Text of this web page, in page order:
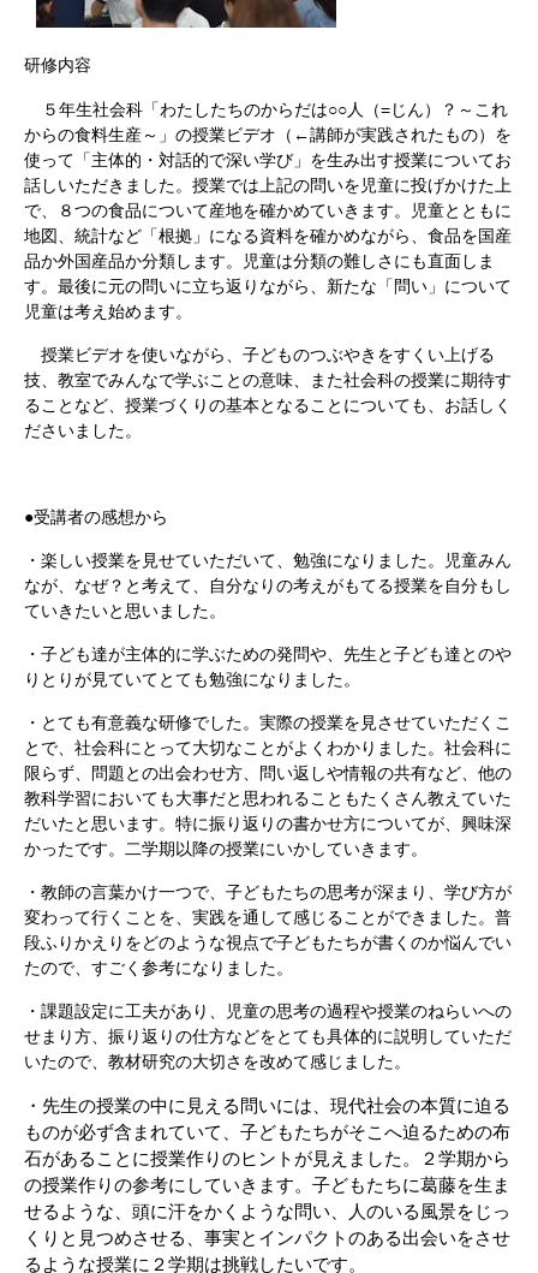
研修内容
５年生社会科「わたしたちのからだは○○人（=じん）？～これ
からの食料生産～」の授業ビデオ（←講師が実践されたもの）を
使って 「主体的・対話的で深い学び」を生み出す授業についてお
話しいただきました。授業では上記の問いを児童に投げかけた上
で、８つの食品について産地を確かめていきます。児童とともに
地図、統計など「根拠」になる資料を確かめながら、食品を国産
品か外国産品か分類します。児童は分類の難しさにも直面しま
す。最後に元の問いに立ち返りながら、新たな「問い」について
児童は考え始めます。
授業ビデオを使いながら、子どものつぶやきをすくい上げる
技、教室でみんなで学ぶことの意味、また社会科の授業に期待す
ることなど、授業づくりの基本となることについても、お話しく
ださいました。
●受講者の感想から
・楽しい授業を見せていただいて、勉強になりました。児童みん
なが、なぜ？と考えて、自分なりの考えがもてる授業を自分もし
ていきたいと思いました。
・子ども達が主体的に学ぶための発問や、先生と子ども達とのや
りとりが見ていてとても勉強になりました。
・とても有意義な研修でした。実際の授業を見させていただくこ
とで、社会科にとって大切なことがよくわかりました。社会科に
限らず、問題との出会わせ方、問い返しや情報の共有など、他の
教科学習においても大事だと思われることもたくさん教えていた
だいたと思います。特に振り返りの書かせ方についてが、興味深
かったです。二学期以降の授業にいかしていきます。
・教師の言葉かけ一つで、子どもたちの思考が深まり、学び方が
変わって行くことを、実践を通して感じることができました。普
段ふりかえりをどのような視点で子どもたちが書くのか悩んでい
たので、すごく参考になりました。
・課題設定に工夫があり、児童の思考の過程や授業のねらいへの
せまり方、振り返りの仕方などをとても具体的に説明していただ
いたので、教材研究の大切さを改めて感じました。
・先生の授業の中に見える問いには、現代社会の本質に迫る
ものが必ず含まれていて、子どもたちがそこへ迫るための布
石があることに授業作りのヒントが見えました。２学期から
の授業作りの参考にしていきます。子どもたちに葛藤を生ま
せるような、頭に汗をかくような問い、人のいる風景をじっ
くりと見つめさせる、事実とインパクトのある出会いをさせ
るような授業に２学期は挑戦したいです。